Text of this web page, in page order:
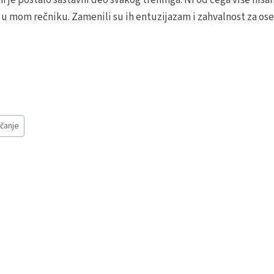
mom rečniku. Zamenili su ih entuzijazam i zahvalnost za